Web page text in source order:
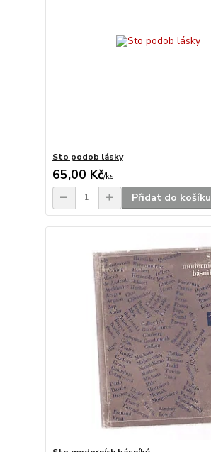
Sto podob lásky
65,00 Kč/ks
Přidat do košíku